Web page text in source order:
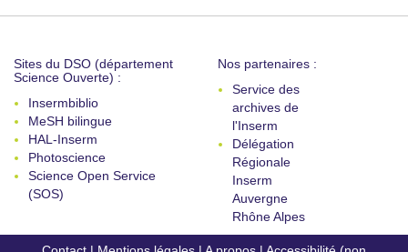
Sites du DSO (département
Science Ouverte) :
Insermbiblio
MeSH bilingue
HAL-Inserm
Photoscience
Science Open Service
(SOS)
Nos partenaires :
Service des
archives de
l'Inserm
Délégation
Régionale
Inserm
Auvergne
Rhône Alpes